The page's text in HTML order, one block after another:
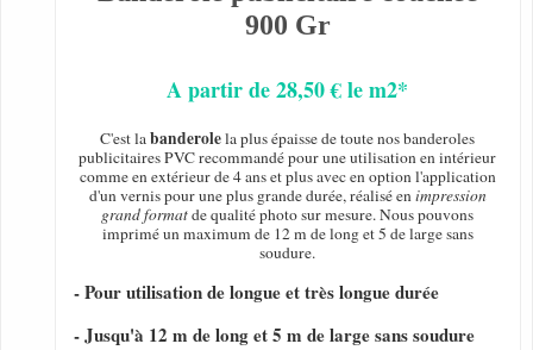
900 Gr
A partir de 28,50 € le m2*
C'est labanderolela plus épaisse de toute nos banderoles
publicitaires PVC recommandé pour une utilisation en intérieur
comme en extérieur de 4 ans et plus avec en option l'application
d'un vernis pour une plus grande durée, réalisé enimpression
grand formatde qualité photo sur mesure. Nous pouvons
imprimé un maximum de 12 m de long et 5 de large sans
soudure.
- Pour utilisation de longue et très longue durée
- Jusqu'à 12 m de long et 5 m de large sans soudure